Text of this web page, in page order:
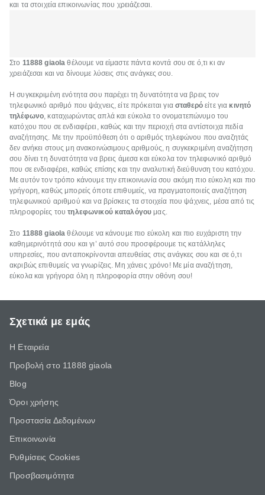
και τα στοιχεία επικοινωνίας που χρειάζεσαι.
Στο 11888 giaola θέλουμε να είμαστε πάντα κοντά σου σε ό,τι κι αν
χρειάζεσαι και να δίνουμε λύσεις στις ανάγκες σου.
Η συγκεκριμένη ενότητα σου παρέχει τη δυνατότητα να βρεις τον
τηλεφωνικό αριθμό που ψάχνεις, είτε πρόκειται γιασταθερό είτε για κινητό
τηλέφωνο, καταχωρώντας απλά και εύκολα το ονοματεπώνυμο του
κατόχου που σε ενδιαφέρει, καθώς και την περιοχή στα αντίστοιχα πεδία
αναζήτησης. Με την προϋπόθεση ότι ο αριθμός τηλεφώνου που αναζητάς
δεν ανήκει στους μη ανακοινώσιμους αριθμούς, η συγκεκριμένη αναζήτηση
σου δίνει τη δυνατότητα να βρεις άμεσα και εύκολα τον τηλεφωνικό αριθμό
που σε ενδιαφέρει, καθώς επίσης και την αναλυτική διεύθυνση του κατόχου.
Με αυτόν τον τρόπο κάνουμε την επικοινωνία σου ακόμη πιο εύκολη και πιο
γρήγορη, καθώς μπορείς όποτε επιθυμείς, να πραγματοποιείς αναζήτηση
τηλεφωνικού αριθμού και να βρίσκεις τα στοιχεία που ψάχνεις, μέσα από τις
πληροφορίες τουτηλεφωνικού καταλόγου μας.
Στο 11888 giaola θέλουμε να κάνουμε πιο εύκολη και πιο ευχάριστη την
καθημερινότητά σου και γι’ αυτό σου προσφέρουμε τις κατάλληλες
υπηρεσίες, που ανταποκρίνονται απευθείας στις ανάγκες σου και σε ό,τι
ακριβώς επιθυμείς να γνωρίζεις. Μη χάνεις χρόνο! Με μία αναζήτηση,
εύκολα και γρήγορα όλη η πληροφορία στην οθόνη σου!
Σχετικά με εμάς
Η Εταιρεία
Προβολή στο 11888 giaola
Blog
Όροι χρήσης
Προστασία Δεδομένων
Επικοινωνία
Ρυθμίσεις Cookies
Προσβασιμότητα